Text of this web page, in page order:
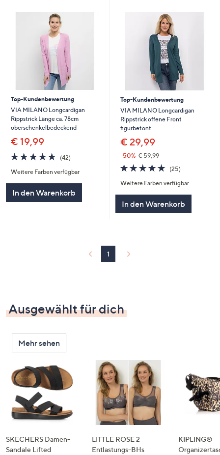
diese
anzuzeigen.
Top-Kundenbewertung
VIA MILANO Longcardigan
Rippstrick Länge ca. 78cm
oberschenkelbedeckend
€ 19,99
4.8
von
5
(42)42
Weitere Farben verfügbar
In den Warenkorb
Top-Kundenbewertung
VIA MILANO Longcardigan
Rippstrick offene Front
figurbetont
€ 29,99
-50% € 59,99
4.7
von
5
(25)25
Weitere Farben verfügbar
In den Warenkorb
1
Ausgewählt für dich
Mehr sehen
SKECHERS Damen-
Sandale Lifted
LITTLE ROSE 2
Entlastungs-BHs
KIPLING®